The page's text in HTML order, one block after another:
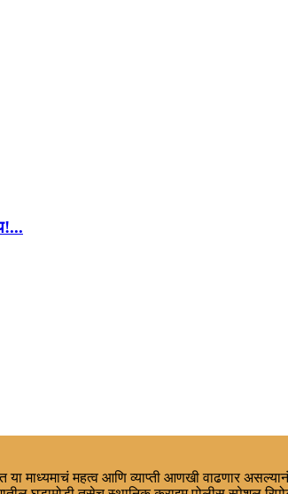
या माध्यमाचं महत्व आणि व्याप्ती आणखी वाढणार